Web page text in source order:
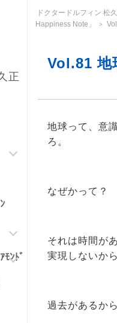
正
ﾓﾝﾄﾞ
ドクタードルフィン 松
Happiness Note」
>
Vol.81 地
地球って、意
ろ。
なぜかって？
それは時間が
実現しないから
過去があるか